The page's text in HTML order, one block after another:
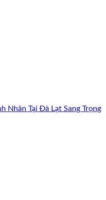
Nhân Tại Đà Lạt Sang Trọng